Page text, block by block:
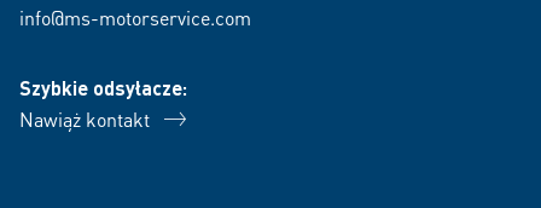
info@ms-motorservice.com
Szybkie odsyłacze:
Nawiąż kontakt